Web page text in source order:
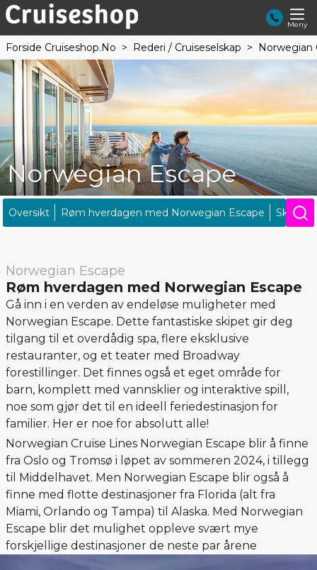
Meny
Forside Cruiseshop.no Rederi / Cruiseselskap Norwegian
Norwegian Escape
Oversikt Røm hverdagen med Norwegian Escape
Norwegian Escape
Røm hverdagen med Norwegian Escape
Gå inn i en verden av endeløse muligheter med
Norwegian Escape. Dette fantastiske skipet gir deg
tilgang til et overdådig spa, flere eksklusive
restauranter, og et teater med Broadway
forestillinger. Det finnes også et eget område for
barn, komplett med vannsklier og interaktive spill,
noe som gjør det til en ideell feriedestinasjon for
familier. Her er noe for absolutt alle!
Norwegian Cruise Lines Norwegian Escape blir å finne
fra Oslo og Tromsø i løpet av sommeren 2024, i tillegg
til Middelhavet. Men Norwegian Escape blir også å
finne med flotte destinasjoner fra Florida (alt fra
Miami, Orlando og Tampa) til Alaska. Med Norwegian
Escape blir det mulighet oppleve svært mye
forskjellige destinasjoner de neste par årene